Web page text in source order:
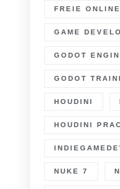
FREIE
GAME
GODOT
GODOT
HOUDINI
HOUDINI
NUKE 7